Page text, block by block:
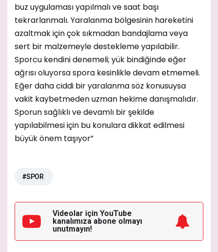
buz uygulaması yapılmalı ve saat başı
tekrarlanmalı. Yaralanma bölgesinin hareketini
azaltmak için çok sıkmadan bandajlama veya
sert bir malzemeyle destekleme yapılabilir.
Sporcu kendini denemeli; yük bindiğinde eğer
ağrısı oluyorsa spora kesinlikle devam etmemeli.
Eğer daha ciddi bir yaralanma söz konusuysa
vakit kaybetmeden uzman hekime danışmalıdır.
Sporun sağlıklı ve devamlı bir şekilde
yapılabilmesi için bu konulara dikkat edilmesi
büyük önem taşıyor”
#SPOR
Videolar için YouTube
kanalımıza abone olmayı
unutmayın!